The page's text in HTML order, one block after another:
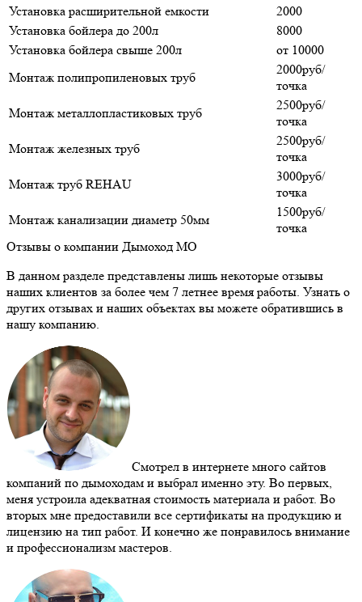
Установка расширительной емкости
2000
Установка бойлера до 200л
8000
Установка бойлера свыше 200л
от 10000
Монтаж полипропиленовых труб
2000руб/
точка
Монтаж металлопластиковых труб
2500руб/
точка
Монтаж железных труб
2500руб/
точка
Монтаж труб REHAU
3000руб/
точка
Монтаж канализации диаметр 50мм
1500руб/
точка
Отзывы о компании Дымоход МО
В данном разделе представлены лишь некоторые отзывы
наших клиентов за более чем 7 летнее время работы. Узнать о
других отзывах и наших объектах вы можете обратившись в
нашу компанию.
Смотрел в интернете много сайтов
компаний по дымоходам и выбрал именно эту. Во первых,
меня устроила адекватная стоимость материала и работ. Во
вторых мне предоставили все сертификаты на продукцию и
лицензию на тип работ. И конечно же понравилось внимание
и профессионализм мастеров.